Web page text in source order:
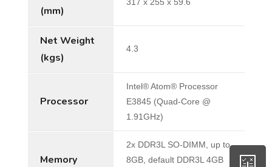
(mm)
Net Weight
(kgs)
4.3
Processor
Intel® Atom® Processor
E3845 (Quad-Core @
1.91GHz)
Memory
2x DDR3L SO-DIMM, up to
8GB, default DDR3L 4GB